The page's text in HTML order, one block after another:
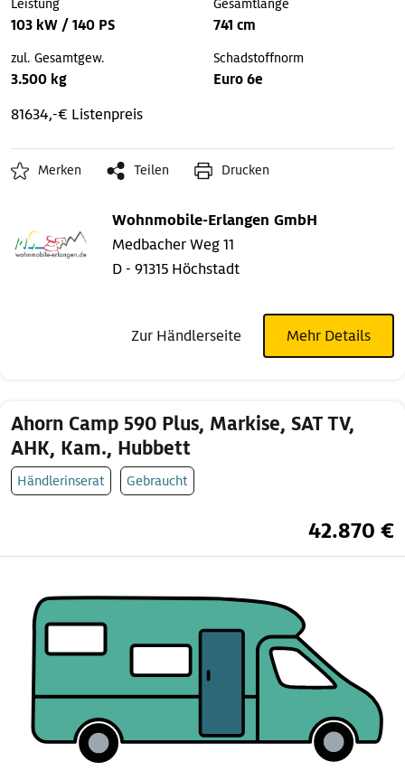
Leistung
103 kW / 140 PS
Gesamtlänge
741 cm
zul. Gesamtgew.
3.500 kg
Schadstoffnorm
Euro 6e
81634,-€ Listenpreis
Merken Teilen Drucken
Wohnmobile-Erlangen GmbH
Medbacher Weg 11
D - 91315 Höchstadt
Zur Händlerseite Mehr Details
Ahorn Camp 590 Plus, Markise, SAT TV,
AHK, Kam., Hubbett
Händlerinserat Gebraucht
42.870 €